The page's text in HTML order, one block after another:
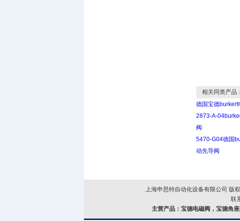
相关同类产品：
德国宝德burkert
2873-A-
阀
5470-G04德国
动先导阀
上海申思特自动化设备有限公司 版
联
主营产品： 宝德电磁阀，宝德角